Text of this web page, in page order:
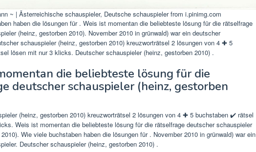
~ | Ãsterreichische schauspieler, Deutsche schauspieler from i.pinimg.com
haben die lösungen für . Weis ist momentan die beliebteste lösung für die rätselfrage
(heinz, gestorben 2010). November 2010 in grünwald) war ein deutscher
schauspieler (heinz, gestorben 2010) kreuzworträtsel 2 lösungen von 4 ✚ 5
lösen mit nur 3 klicks. Deutscher schauspieler (heinz, gestorben 2010) .
die beliebteste lösung für die
deutscher schauspieler (heinz, gestorben
(heinz, gestorben 2010) kreuzworträtsel 2 lösungen von 4 ✚ 5 buchstaben ✔️ rätsel
Weis ist momentan die beliebteste lösung für die rätselfrage deutscher schauspieler
Wie viele buchstaben haben die lösungen für . November 2010 in grünwald) war ein
Deutscher schauspieler (heinz, gestorben 2010) .